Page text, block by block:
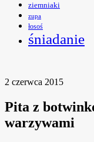
ziemniaki
zupa
łosoś
śniadanie
2 czerwca 2015
Pita z
warzywami